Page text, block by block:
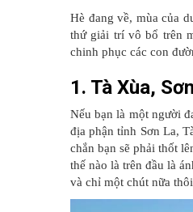
Hè đang về, mùa của
thứ giải trí vô bổ trên
chinh phục các con
1. Tà Xùa,
Nếu bạn là một người
địa phận tỉnh Sơn La,
chắn bạn sẽ phải thốt
thế nào là trên đầu là
và chỉ một chút nữa